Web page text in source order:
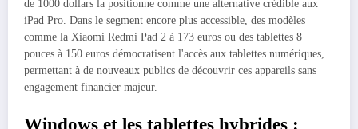
de 1000 dollars la positionne comme une alternative crédible aux
iPad Pro. Dans le segment encore plus accessible, des modèles
comme la Xiaomi Redmi Pad 2 à 173 euros ou des tablettes 8
pouces à 150 euros démocratisent l'accès aux tablettes numériques,
permettant à de nouveaux publics de découvrir ces appareils sans
engagement financier majeur.
Windows et les tablettes hybrides :